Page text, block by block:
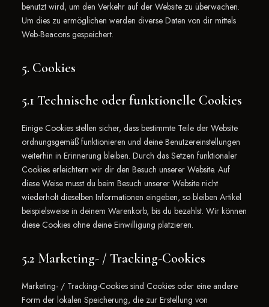
benutzt wird, um den Verkehr auf der Website zu überwachen.
Um dies zu ermöglichen werden diverse Daten von dir mittels
Web-Beacons gespeichert.
5. Cookies
5.1 Technische oder funktionelle Cookies
Einige Cookies stellen sicher, dass bestimmte Teile der Website
ordnungsgemäß funktionieren und deine Benutzereinstellungen
weiterhin in Erinnerung bleiben. Durch das Setzen funktionaler
Cookies erleichtern wir dir den Besuch unserer Website. Auf
diese Weise musst du beim Besuch unserer Website nicht
wiederholt dieselben Informationen eingeben, so bleiben Artikel
beispielsweise in deinem Warenkorb, bis du bezahlst. Wir können
diese Cookies ohne deine Einwilligung platzieren.
5.2 Marketing- / Tracking-Cookies
Marketing- / Tracking-Cookies sind Cookies oder eine andere
Form der lokalen Speicherung, die zur Erstellung von